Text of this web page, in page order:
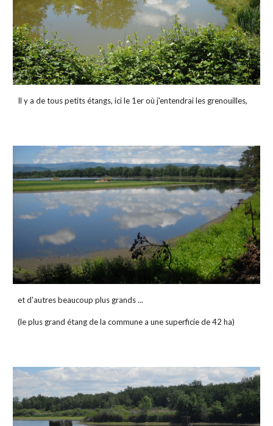
Il y a de tous petits étangs, ici le 1er où j'entendrai les grenouilles,
et d'autres beaucoup plus grands ...
(le plus grand étang de la commune a une superficie de 42 ha)